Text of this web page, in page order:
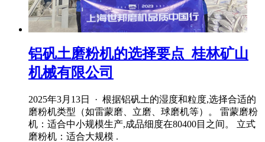
铝矾土磨粉机的选择要点_桂林矿山
机械有限公司
2025年3月13日 · 根据铝矾土的湿度和粒度,选择合适的
磨粉机类型（如雷蒙磨、立磨、球磨机等）。 雷蒙磨粉
机：适合中小规模生产,成品细度在80400目之间。 立式
磨粉机：适合大规模 .